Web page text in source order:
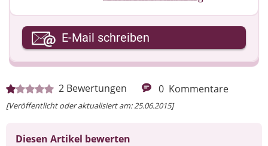
2 Bewertungen 0 Kommentare
[Veröffentlicht oder aktualisiert am: 25.06.2015]
Diesen Artikel bewerten
Ihre E-Mail-Adresse
Ihre Nachricht
E-Mail schreiben